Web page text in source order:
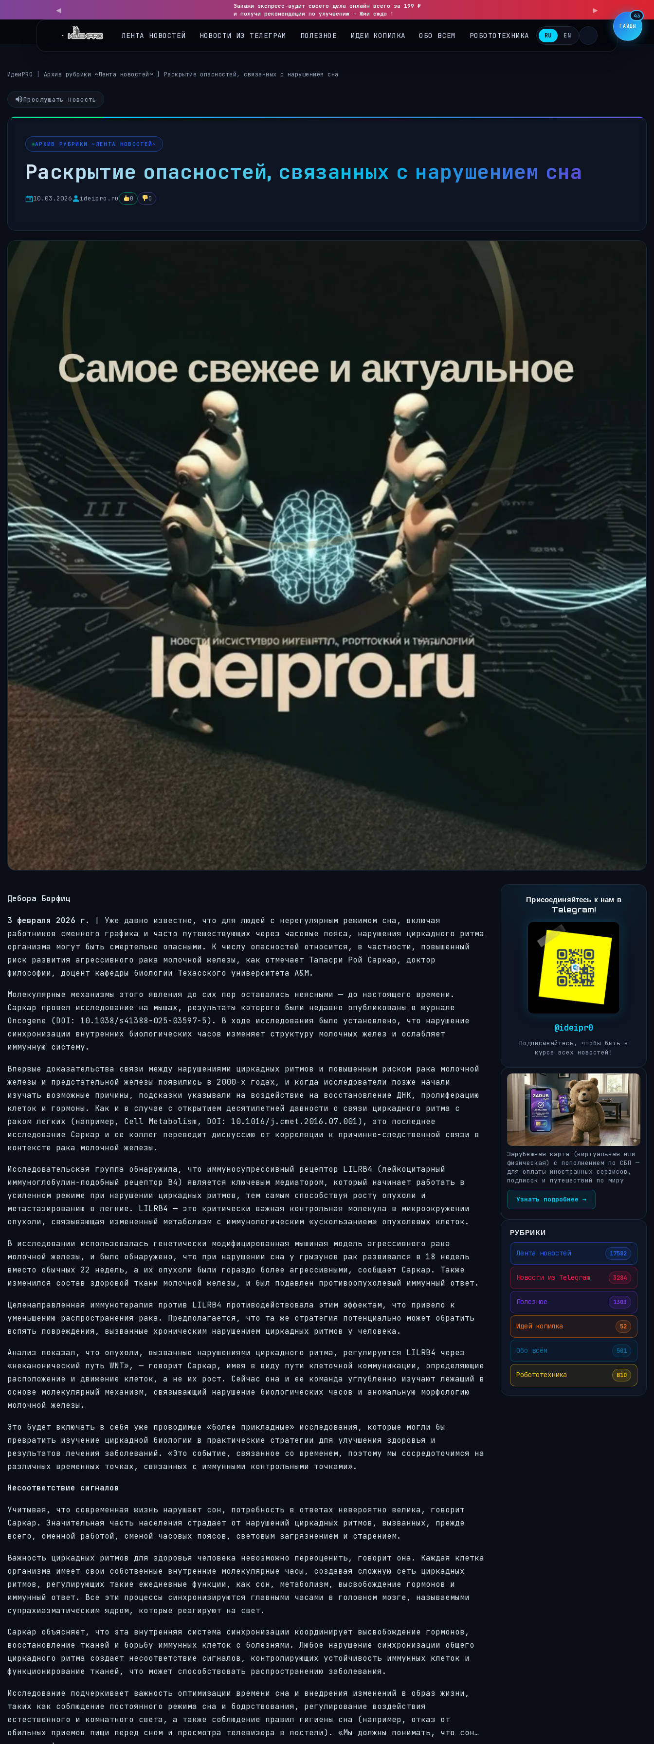
◀
Закажи экспресс-аудит своего дела онлайн всего за 199 ₽
и получи рекомендации по улучшению - Жми сюда !
▶
RU EN
ИдеиPRO Архив рубрики ~Лента новостей~ Раскрытие опасностей, связанных с нарушением сна
Прослушать новость
АРХИВ РУБРИКИ ~ЛЕНТА НОВОСТЕЙ~
Раскрытие опасностей, связанных с нарушением сна
10.03.2026 ideipro.ru 0 0
Дебора Борфиц
3 февраля 2026 г.
| Уже давно известно, что для людей с нерегулярным режимом сна, включая
работников сменного графика и часто путешествующих через часовые пояса, нарушения циркадного ритма
организма могут быть смертельно опасными. К числу опасностей относится, в частности, повышенный
риск развития агрессивного рака молочной железы, как отмечает Тапасри Рой Саркар, доктор
философии, доцент кафедры биологии Техасского университета A&M.
Молекулярные механизмы этого явления до сих пор оставались неясными — до настоящего времени.
Саркар провел исследование на мышах, результаты которого были недавно опубликованы в журнале
Oncogene (DOI: 10.1038/s41388-025-03597-5). В ходе исследования было установлено, что нарушение
синхронизации внутренних биологических часов изменяет структуру молочных желез и ослабляет
иммунную систему.
Впервые доказательства связи между нарушениями циркадных ритмов и повышенным риском рака молочной
железы и предстательной железы появились в 2000-х годах, и когда исследователи позже начали
изучать возможные причины, подсказки указывали на воздействие на восстановление ДНК, пролиферацию
клеток и гормоны. Как и в случае с открытием десятилетней давности о связи циркадного ритма с
раком легких (например, Cell Metabolism, DOI: 10.1016/j.cmet.2016.07.001), это последнее
исследование Саркар и ее коллег переводит дискуссию от корреляции к причинно-следственной связи в
контексте рака молочной железы.
Исследовательская группа обнаружила, что иммуносупрессивный рецептор LILRB4 (лейкоцитарный
иммуноглобулин-подобный рецептор B4) является ключевым медиатором, который начинает работать в
усиленном режиме при нарушении циркадных ритмов, тем самым способствуя росту опухоли и
метастазированию в легкие. LILRB4 — это критически важная контрольная молекула в микроокружении
опухоли, связывающая измененный метаболизм с иммунологическим «ускользанием» опухолевых клеток.
В исследовании использовалась генетически модифицированная мышиная модель агрессивного рака
молочной железы, и было обнаружено, что при нарушении сна у грызунов рак развивался в 18 недель
вместо обычных 22 недель, а их опухоли были гораздо более агрессивными, сообщает Саркар. Также
изменился состав здоровой ткани молочной железы, и был подавлен противоопухолевый иммунный ответ.
Целенаправленная иммунотерапия против LILRB4 противодействовала этим эффектам, что привело к
уменьшению распространения рака. Предполагается, что та же стратегия потенциально может обратить
вспять повреждения, вызванные хроническим нарушением циркадных ритмов у человека.
Анализ показал, что опухоли, вызванные нарушениями циркадного ритма, регулируются LILRB4 через
«неканонический путь WNT», — говорит Саркар, имея в виду пути клеточной коммуникации, определяющие
расположение и движение клеток, а не их рост. Сейчас она и ее команда углубленно изучают лежащий в
основе молекулярный механизм, связывающий нарушение биологических часов и аномальную морфологию
молочной железы.
Это будет включать в себя уже проводимые «более прикладные» исследования, которые могли бы
превратить изучение циркадной биологии в практические стратегии для улучшения здоровья и
результатов лечения заболеваний. «Это событие, связанное со временем, поэтому мы сосредоточимся на
различных временных точках, связанных с иммунными контрольными точками».
Несоответствие сигналов
Учитывая, что современная жизнь нарушает сон, потребность в ответах невероятно велика, говорит
Саркар. Значительная часть населения страдает от нарушений циркадных ритмов, вызванных, прежде
всего, сменной работой, сменой часовых поясов, световым загрязнением и старением.
Важность циркадных ритмов для здоровья человека невозможно переоценить, говорит она. Каждая клетка
организма имеет свои собственные внутренние молекулярные часы, создавая сложную сеть циркадных
ритмов, регулирующих такие ежедневные функции, как сон, метаболизм, высвобождение гормонов и
иммунный ответ. Все эти процессы синхронизируются главными часами в головном мозге, называемыми
супрахиазматическим ядром, которые реагируют на свет.
Саркар объясняет, что эта внутренняя система синхронизации координирует высвобождение гормонов,
восстановление тканей и борьбу иммунных клеток с болезнями. Любое нарушение синхронизации общего
циркадного ритма создает несоответствие сигналов, контролирующих устойчивость иммунных клеток и
функционирование тканей, что может способствовать распространению заболевания.
Исследование подчеркивает важность оптимизации времени сна и внедрения изменений в образ жизни,
таких как соблюдение постоянного режима сна и бодрствования, регулирование воздействия
естественного и комнатного света, а также соблюдение правил гигиены сна (например, отказ от
обильных приемов пищи перед сном и просмотра телевизора в постели). «Мы должны понимать, что сон…
Присоединяйтесь к нам в
Telegram!
@ideipr0
Подписывайтесь, чтобы быть в
курсе всех новостей!
Зарубежная карта (виртуальная или
физическая) с пополнением по СБП —
для оплаты иностранных сервисов,
подписок и путешествий по миру
Узнать подробнее →
РУБРИКИ
Лента новостей 17582
Новости из Telegram 3284
Полезное 1303
Идей копилка 52
Обо всём 501
Робототехника 810
ГАЙДЫ
43